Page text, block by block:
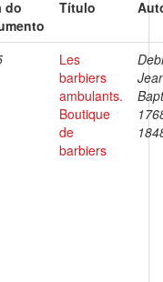
do
Título
Les
barbiers
ambulants.
Boutique
de
barbiers